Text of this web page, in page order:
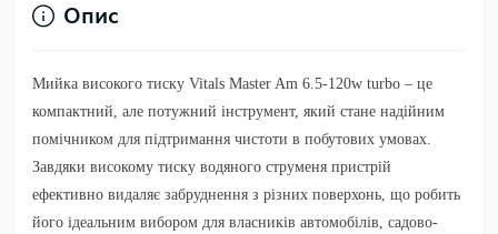
Опис
Мийка високого тиску Vitals Master Am 6.5-120w turbo – це
компактний, але потужний інструмент, який стане надійним
помічником для підтримання чистоти в побутових умовах.
Завдяки високому тиску водяного струменя пристрій
ефективно видаляє забруднення з різних поверхонь, що робить
його ідеальним вибором для власників автомобілів, садово-